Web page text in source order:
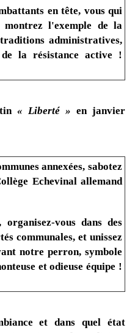
en tête, vous qui
l'exemple de la
administratives,
la résistance active !
« Liberté » en janvier
annexées, sabotez
Echevinal allemand
vous dans des
communales, et unissez
notre perron, symbole
et odieuse équipe !
et dans quel état